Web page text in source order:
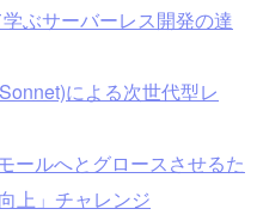
ぶサーバーレス開発の達
による次世代型レ
ールへとグロースさせるた
上」チャレンジ